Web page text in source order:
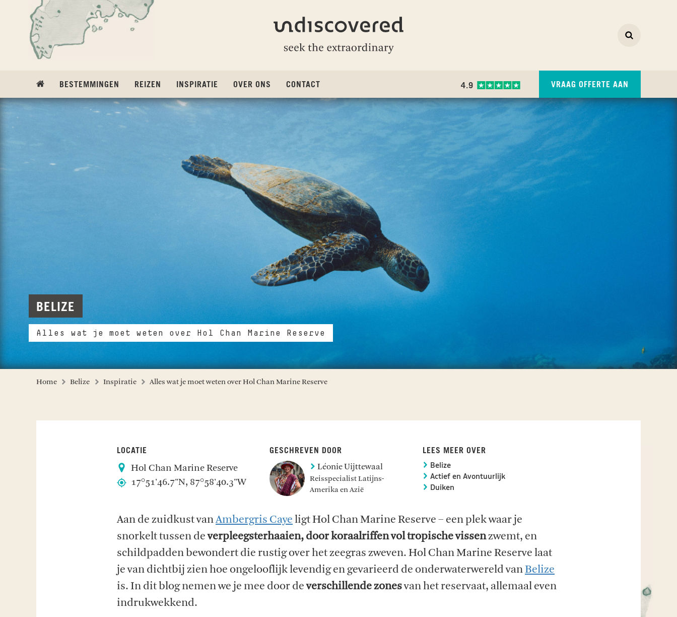
Ga naar inhoud
Undiscovered
Zoeken
BESTEMMINGEN REIZEN INSPIRATIE OVER ONS CONTACT 4.9 VRAAG OFFERTE AAN
BELIZE
Alles wat je moet weten over Hol Chan Marine Reserve
Home Belize Inspiratie Alles wat je moet weten over Hol Chan Marine Reserve
LOCATIE
Hol Chan Marine Reserve
17°51'46.7"N, 87°58'40.3"W
GESCHREVEN DOOR
Léonie Uijttewaal
Reisspecialist Latijns-
Amerika en Azië
LEES MEER OVER
Belize
Actief en Avontuurlijk
Duiken
Aan de zuidkust vanAmbergris Caye ligt Hol Chan Marine Reserve – een plek waar je
snorkelt tussen deverpleegsterhaaien, door koraalriffen vol tropische vissenzwemt, en
schildpadden bewondert die rustig over het zeegras zweven. Hol Chan Marine Reserve laat
je van dichtbij zien hoe ongelooflijk levendig en gevarieerd de onderwaterwereld van Belize
is. In dit blog nemen we je mee door deverschillende zonesvan het reservaat, allemaal even
indrukwekkend.